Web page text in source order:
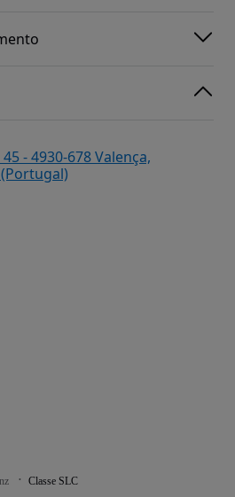
Classe SLC
- 4930-678 Valença,